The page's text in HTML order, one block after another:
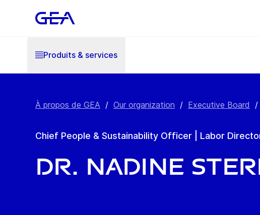
Produits & services
À propos de GEA / Our organization / Executive Board /
Chief People & Sustainability Officer | Labor
Dr. Nadine